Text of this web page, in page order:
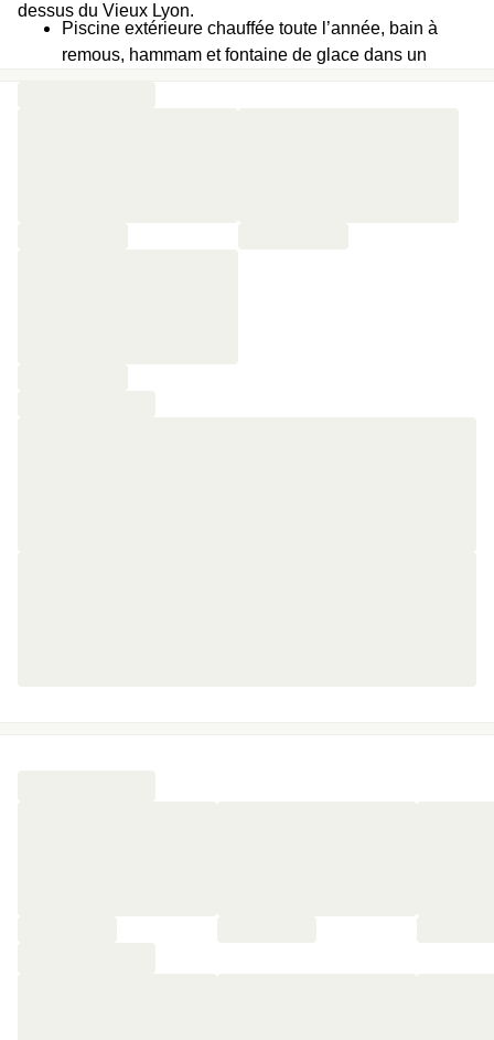
dessus du Vieux Lyon.
Piscine extérieure chauffée toute l’année, bain à
remous, hammam et fontaine de glace dans un